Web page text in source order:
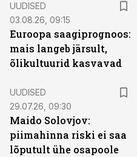
UUDISED
03.08.26, 09:15
Euroopa saagiprognoos:
mais langeb järsult,
õlikultuurid kasvavad
UUDISED
29.07.26, 09:30
Maido Solovjov:
piimahinna riski ei saa
lõputult ühe osapoole